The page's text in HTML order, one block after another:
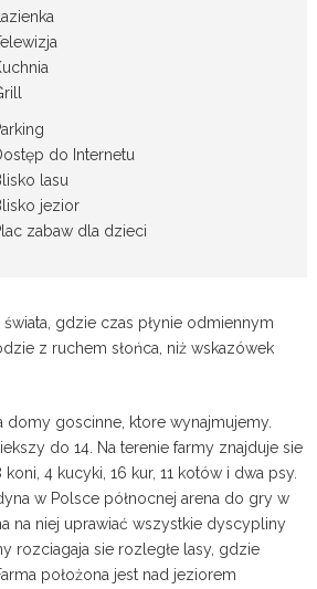
do Internetu
lasu
jezior
zabaw dla dzieci
gdzie czas płynie odmiennym
z ruchem słońca, niż wskazówek
domy goscinne, ktore wynajmujemy.
do 14. Na terenie farmy znajduje sie
4 kucyki, 16 kur, 11 kotów i dwa psy.
w Polsce północnej arena do gry w
na niej uprawiać wszystkie dyscypliny
rozciagaja sie rozległe lasy, gdzie
położona jest nad jeziorem